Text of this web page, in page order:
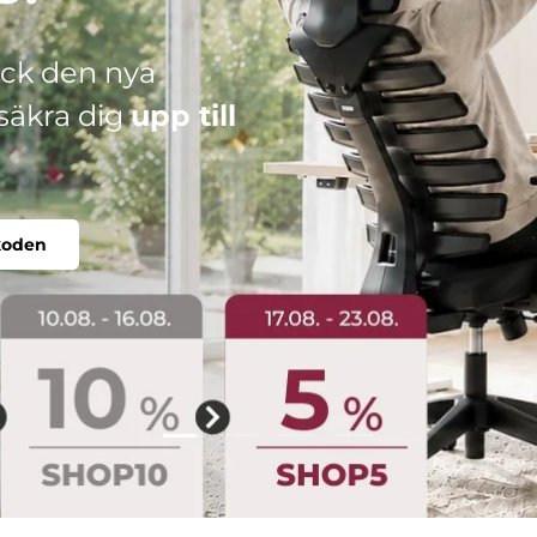
perfekta stol.
Ladda sliden 1 från 4
Ladda sliden 2 från 4
Ladda sliden 3 från 4
Ladda sliden 4